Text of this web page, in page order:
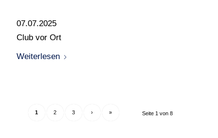
07.07.2025
Club vor Ort
Weiterlesen
Seite 1 von 8
1 2 3 › »